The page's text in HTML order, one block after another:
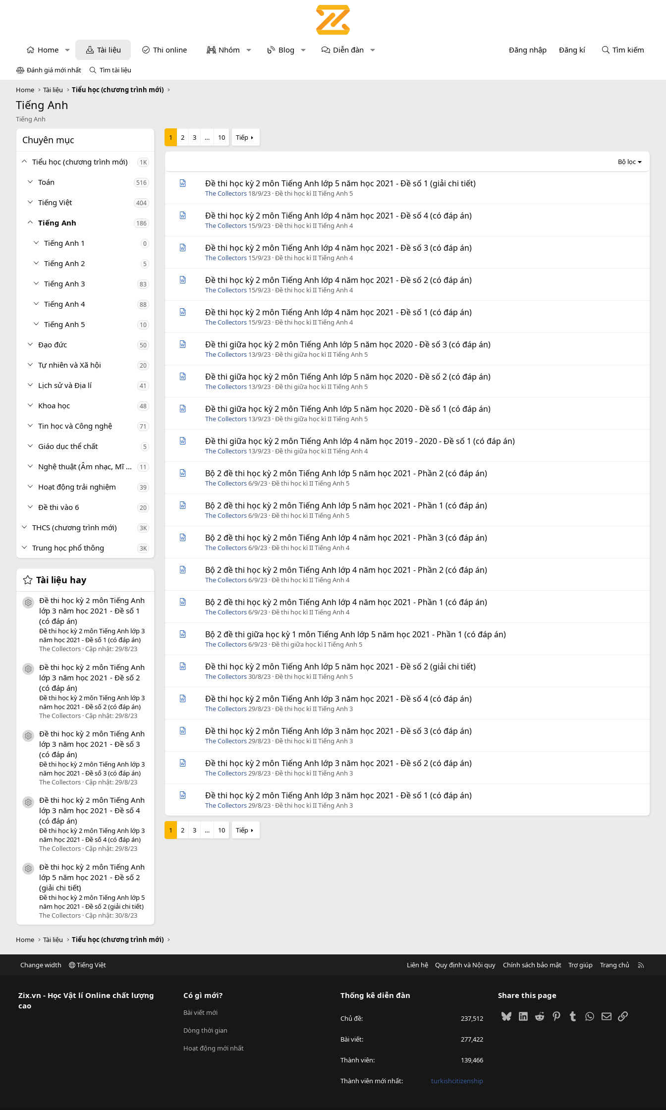
Home Tài liệu Thi online Nhóm Blog Diễn đàn Đăng nhập Đăng kí Tìm kiếm
Đánh giá mới nhất Tìm tài liệu
Home Tài liệu Tiểu học (chương trình mới)
Tiếng Anh
Tiếng Anh
Chuyên mục
Tiểu học (chương trình mới) 1K
Toán 516
Tiếng Việt 404
Tiếng Anh 186
Tiếng Anh 1 0
Tiếng Anh 2 5
Tiếng Anh 3 83
Tiếng Anh 4 88
Tiếng Anh 5 10
Đạo đức 50
Tự nhiên và Xã hội 20
Lịch sử và Địa lí 41
Khoa học 48
Tin học và Công nghệ 71
Giáo dục thể chất 5
Nghệ thuật (Âm nhạc, Mĩ thuật) 11
Hoạt động trải nghiệm 39
Đề thi vào 6 20
THCS (chương trình mới) 3K
Trung học phổ thông 3K
Tài liệu hay
icon tài liệu
Đề thi học kỳ 2 môn Tiếng Anh
lớp 3 năm học 2021 - Đề số 1
(có đáp án)
Đề thi học kỳ 2 môn Tiếng Anh lớp 3
năm học 2021 - Đề số 1 (có đáp án)
The Collectors Cập nhật:29/8/23
icon tài liệu
Đề thi học kỳ 2 môn Tiếng Anh
lớp 3 năm học 2021 - Đề số 2
(có đáp án)
Đề thi học kỳ 2 môn Tiếng Anh lớp 3
năm học 2021 - Đề số 2 (có đáp án)
The Collectors Cập nhật:29/8/23
icon tài liệu
Đề thi học kỳ 2 môn Tiếng Anh
lớp 3 năm học 2021 - Đề số 3
(có đáp án)
Đề thi học kỳ 2 môn Tiếng Anh lớp 3
năm học 2021 - Đề số 3 (có đáp án)
The Collectors Cập nhật:29/8/23
icon tài liệu
Đề thi học kỳ 2 môn Tiếng Anh
lớp 3 năm học 2021 - Đề số 4
(có đáp án)
Đề thi học kỳ 2 môn Tiếng Anh lớp 3
năm học 2021 - Đề số 4 (có đáp án)
The Collectors Cập nhật:29/8/23
icon tài liệu
Đề thi học kỳ 2 môn Tiếng Anh
lớp 5 năm học 2021 - Đề số 2
(giải chi tiết)
Đề thi học kỳ 2 môn Tiếng Anh lớp 5
năm học 2021 - Đề số 2 (giải chi tiết)
The Collectors Cập nhật:30/8/23
1 2 3 … 10 Tiếp
Bộ lọc
Đề thi học kỳ 2 môn Tiếng Anh lớp 5 năm học 2021 - Đề số 1 (giải chi tiết)
The Collectors 18/9/23 Đề thi học kì II Tiếng Anh 5
Đề thi học kỳ 2 môn Tiếng Anh lớp 4 năm học 2021 - Đề số 4 (có đáp án)
The Collectors 15/9/23 Đề thi học kì II Tiếng Anh 4
Đề thi học kỳ 2 môn Tiếng Anh lớp 4 năm học 2021 - Đề số 3 (có đáp án)
The Collectors 15/9/23 Đề thi học kì II Tiếng Anh 4
Đề thi học kỳ 2 môn Tiếng Anh lớp 4 năm học 2021 - Đề số 2 (có đáp án)
The Collectors 15/9/23 Đề thi học kì II Tiếng Anh 4
Đề thi học kỳ 2 môn Tiếng Anh lớp 4 năm học 2021 - Đề số 1 (có đáp án)
The Collectors 15/9/23 Đề thi học kì II Tiếng Anh 4
Đề thi giữa học kỳ 2 môn Tiếng Anh lớp 5 năm học 2020 - Đề số 3 (có đáp án)
The Collectors 13/9/23 Đề thi giữa học kì II Tiếng Anh 5
Đề thi giữa học kỳ 2 môn Tiếng Anh lớp 5 năm học 2020 - Đề số 2 (có đáp án)
The Collectors 13/9/23 Đề thi giữa học kì II Tiếng Anh 5
Đề thi giữa học kỳ 2 môn Tiếng Anh lớp 5 năm học 2020 - Đề số 1 (có đáp án)
The Collectors 13/9/23 Đề thi giữa học kì II Tiếng Anh 5
Đề thi giữa học kỳ 2 môn Tiếng Anh lớp 4 năm học 2019 - 2020 - Đề số 1 (có đáp án)
The Collectors 13/9/23 Đề thi giữa học kì II Tiếng Anh 4
Bộ 2 đề thi học kỳ 2 môn Tiếng Anh lớp 5 năm học 2021 - Phần 2 (có đáp án)
The Collectors6/9/23 Đề thi học kì II Tiếng Anh 5
Bộ 2 đề thi học kỳ 2 môn Tiếng Anh lớp 5 năm học 2021 - Phần 1 (có đáp án)
The Collectors6/9/23 Đề thi học kì II Tiếng Anh 5
Bộ 2 đề thi học kỳ 2 môn Tiếng Anh lớp 4 năm học 2021 - Phần 3 (có đáp án)
The Collectors6/9/23 Đề thi học kì II Tiếng Anh 4
Bộ 2 đề thi học kỳ 2 môn Tiếng Anh lớp 4 năm học 2021 - Phần 2 (có đáp án)
The Collectors6/9/23 Đề thi học kì II Tiếng Anh 4
Bộ 2 đề thi học kỳ 2 môn Tiếng Anh lớp 4 năm học 2021 - Phần 1 (có đáp án)
The Collectors6/9/23 Đề thi học kì II Tiếng Anh 4
Bộ 2 đề thi giữa học kỳ 1 môn Tiếng Anh lớp 5 năm học 2021 - Phần 1 (có đáp án)
The Collectors6/9/23 Đề thi giữa học kì I Tiếng Anh 5
Đề thi học kỳ 2 môn Tiếng Anh lớp 5 năm học 2021 - Đề số 2 (giải chi tiết)
The Collectors30/8/23 Đề thi học kì II Tiếng Anh 5
Đề thi học kỳ 2 môn Tiếng Anh lớp 3 năm học 2021 - Đề số 4 (có đáp án)
The Collectors29/8/23 Đề thi học kì II Tiếng Anh 3
Đề thi học kỳ 2 môn Tiếng Anh lớp 3 năm học 2021 - Đề số 3 (có đáp án)
The Collectors29/8/23 Đề thi học kì II Tiếng Anh 3
Đề thi học kỳ 2 môn Tiếng Anh lớp 3 năm học 2021 - Đề số 2 (có đáp án)
The Collectors29/8/23 Đề thi học kì II Tiếng Anh 3
Đề thi học kỳ 2 môn Tiếng Anh lớp 3 năm học 2021 - Đề số 1 (có đáp án)
The Collectors29/8/23 Đề thi học kì II Tiếng Anh 3
1 2 3 … 10 Tiếp
Home Tài liệu Tiểu học (chương trình mới)
Change width Tiếng Việt Liên hệ Quy định và Nội quy Chính sách bảo mật Trợ giúp Trang chủ
Zix.vn - Học Vật lí Online chất lượng
cao
Có gì mới?
Bài viết mới
Dòng thời gian
Hoạt động mới nhất
Thống kê diễn đàn
Chủ đề 237,512
Bài viết 277,422
Thành viên 139,466
Thành viên mới nhất turkishcitizenship
Share this page
BlueskyLinkedIn
Reddit PinterestTumblrWhatsApp
EmailLink